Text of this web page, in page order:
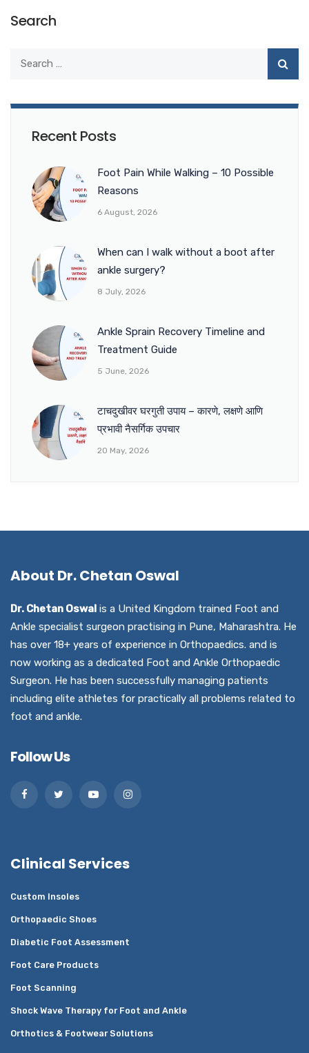
Search
Recent Posts
Foot Pain While Walking – 10 Possible
Reasons
6 August, 2026
When can I walk without a boot after
ankle surgery?
8 July, 2026
Ankle Sprain Recovery Timeline and
Treatment Guide
5 June, 2026
टाचदुखीवर घरगुती उपाय – कारणे, लक्षणे आणि
प्रभावी नैसर्गिक उपचार
20 May, 2026
About Dr. Chetan Oswal
Dr. Chetan Oswal is a United Kingdom trained Foot and
Ankle specialist surgeon practising in Pune, Maharashtra. He
has over 18+ years of experience in Orthopaedics. and is
now working as a dedicated Foot and Ankle Orthopaedic
Surgeon. He has been successfully managing patients
including elite athletes for practically all problems related to
foot and ankle.
Follow Us
Clinical Services
Custom Insoles
Orthopaedic Shoes
Diabetic Foot Assessment
Foot Care Products
Foot Scanning
Shock Wave Therapy for Foot and Ankle
Orthotics & Footwear Solutions